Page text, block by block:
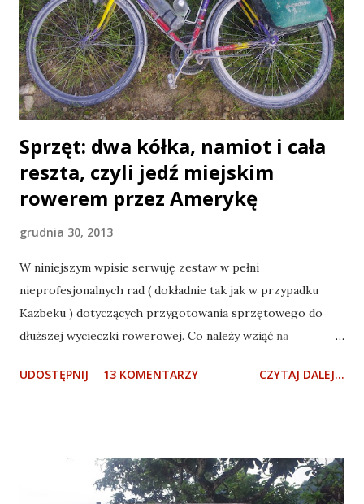
Sprzęt: dwa kółka, namiot i cała
reszta, czyli jedź miejskim
rowerem przez Amerykę
grudnia 30, 2013
W niniejszym wpisie serwuję zestaw w pełni
nieprofesjonalnych rad ( dokładnie tak jak w przypadku
Kazbeku ) dotyczących przygotowania sprzętowego do
dłuższej wycieczki rowerowej. Co należy wziąć na
chodzi o Amerykę Łacińską, ale wiele poniższych
i wszystkim tym, co sadystycznie na nim wozimy.
Podkreślam, że przedstawione rady są z jednej strony
UDOSTĘPNIJ 13 KOMENTARZY CZYTAJ DALEJ...